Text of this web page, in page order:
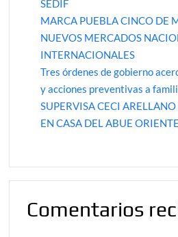
SEDIF
MARCA PUEBLA CINCO DE
NUEVOS MERCADOS
INTERNACIONALES
Tres órdenes de gobierno
y acciones preventivas a
SUPERVISA CECI
EN CASA DEL ABUE ORIENTE
Comentarios